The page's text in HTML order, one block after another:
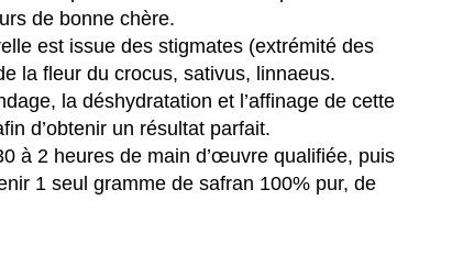
de bonne chère.
est issue des stigmates (extrémité des
la fleur du crocus, sativus, linnaeus.
la déshydratation et l’affinage de cette
d’obtenir un résultat parfait.
à 2 heures de main d’œuvre qualifiée, puis
1 seul gramme de safran 100% pur, de